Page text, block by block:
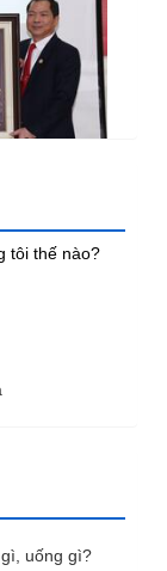
tôi thế nào?
uống gì?